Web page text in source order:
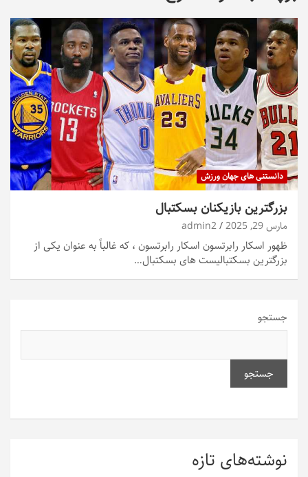
دانستنی های جهان ورزش
بزرگترین بازیکنان بسکتبال
مارس 29, 2025 admin2
ظهور اسکار رابرتسون اسکار رابرتسون ، که غالباً به عنوان یکی از
بزرگترین بسکتبالیست های بسکتبال…
جستجو
جستجو
نوشته‌های تازه